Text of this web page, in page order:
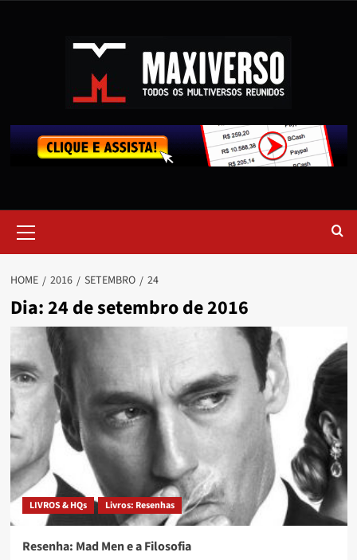
HOME 2016 SETEMBRO 24
Dia:24 de setembro de 2016
LIVROS & HQs Livros: Resenhas
Resenha: Mad Men e a Filosofia